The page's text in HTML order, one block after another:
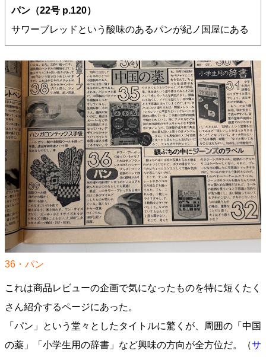
パン（22号 p.120）
サワーブレッドという酸味のあるパンが紀ノ国屋にある
36・パン
これは商品レビューの企画で気になったものを特に短くたく
さん紹介するページにあった。
「パン」という堂々としたタイトルに驚くが、周囲の「中国
の薬」「小学生用の辞書」など興味の方向が全方位だ。（サ